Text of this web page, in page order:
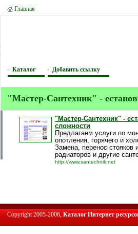
Главная
Каталог Добавить ссылку
"Мастер-Сантехник" -
"Мастер-Сантехник" -
сложности
Предлагаем услуги по
опотления, горячего и
Замена, перенос стояков
радиаторов и другие
http://www.santechnik.net
Copyright 2005-2006, Каталог Интернет